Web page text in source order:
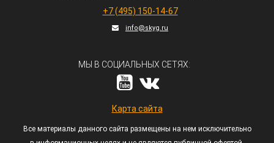
+7 (495) 150-14-67
info@skyg.ru
МЫ В СОЦИАЛЬНЫХ СЕТЯХ:
Карта сайта
Все материалы данного сайта размещены на нем исключительно